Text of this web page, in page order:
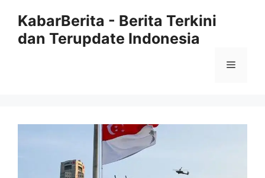
KabarBerita - Berita Terkini
dan Terupdate Indonesia
Menu